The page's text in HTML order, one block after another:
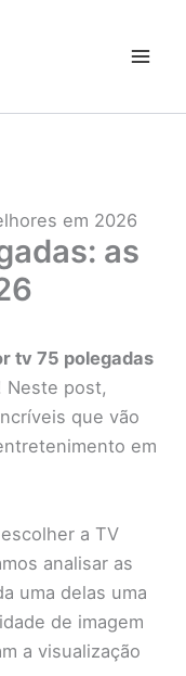
em 2026
as
tv 75 polegadas
Neste post,
que vão
em
a TV
analisar as
uma delas uma
de imagem
a visualização